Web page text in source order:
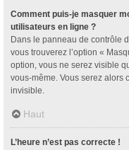
Comment puis-je masquer
utilisateurs en ligne ?
Dans le panneau de contrôle
vous trouverez l’option «
option, vous ne serez visible
vous-même. Vous serez alors
invisible.
Haut
L’heure n’est pas correcte !